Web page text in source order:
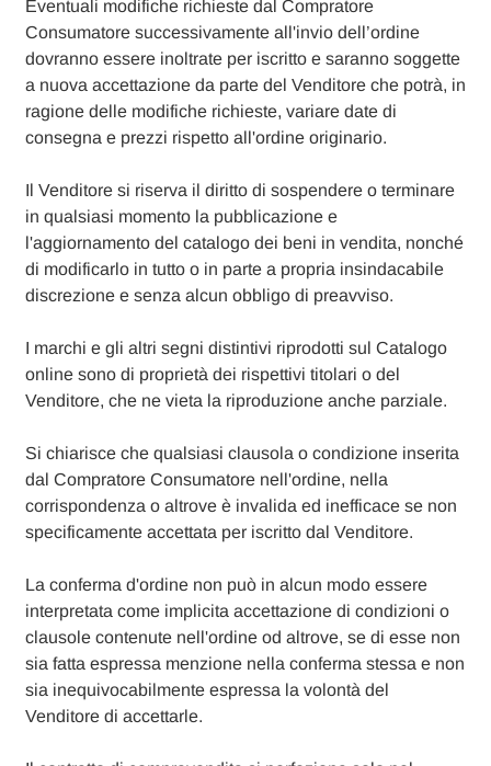
Eventuali modifiche richieste dal Compratore
Consumatore successivamente all'invio dell’ordine
dovranno essere inoltrate per iscritto e saranno soggette
a nuova accettazione da parte del Venditore che potrà, in
ragione delle modifiche richieste, variare date di
consegna e prezzi rispetto all'ordine originario.
Il Venditore si riserva il diritto di sospendere o terminare
in qualsiasi momento la pubblicazione e
l'aggiornamento del catalogo dei beni in vendita, nonché
di modificarlo in tutto o in parte a propria insindacabile
discrezione e senza alcun obbligo di preavviso.
I marchi e gli altri segni distintivi riprodotti sul Catalogo
online sono di proprietà dei rispettivi titolari o del
Venditore, che ne vieta la riproduzione anche parziale.
Si chiarisce che qualsiasi clausola o condizione inserita
dal Compratore Consumatore nell'ordine, nella
corrispondenza o altrove è invalida ed inefficace se non
specificamente accettata per iscritto dal Venditore.
La conferma d'ordine non può in alcun modo essere
interpretata come implicita accettazione di condizioni o
clausole contenute nell'ordine od altrove, se di esse non
sia fatta espressa menzione nella conferma stessa e non
sia inequivocabilmente espressa la volontà del
Venditore di accettarle.